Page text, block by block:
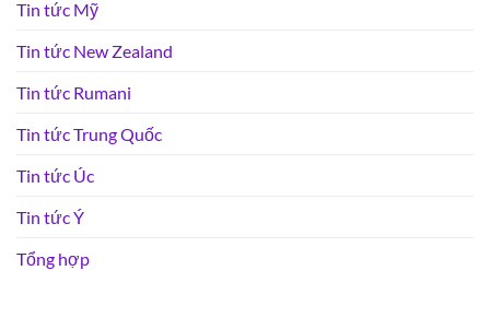
Tin tức Mỹ
Tin tức New Zealand
Tin tức Rumani
Tin tức Trung Quốc
Tin tức Úc
Tin tức Ý
Tổng hợp